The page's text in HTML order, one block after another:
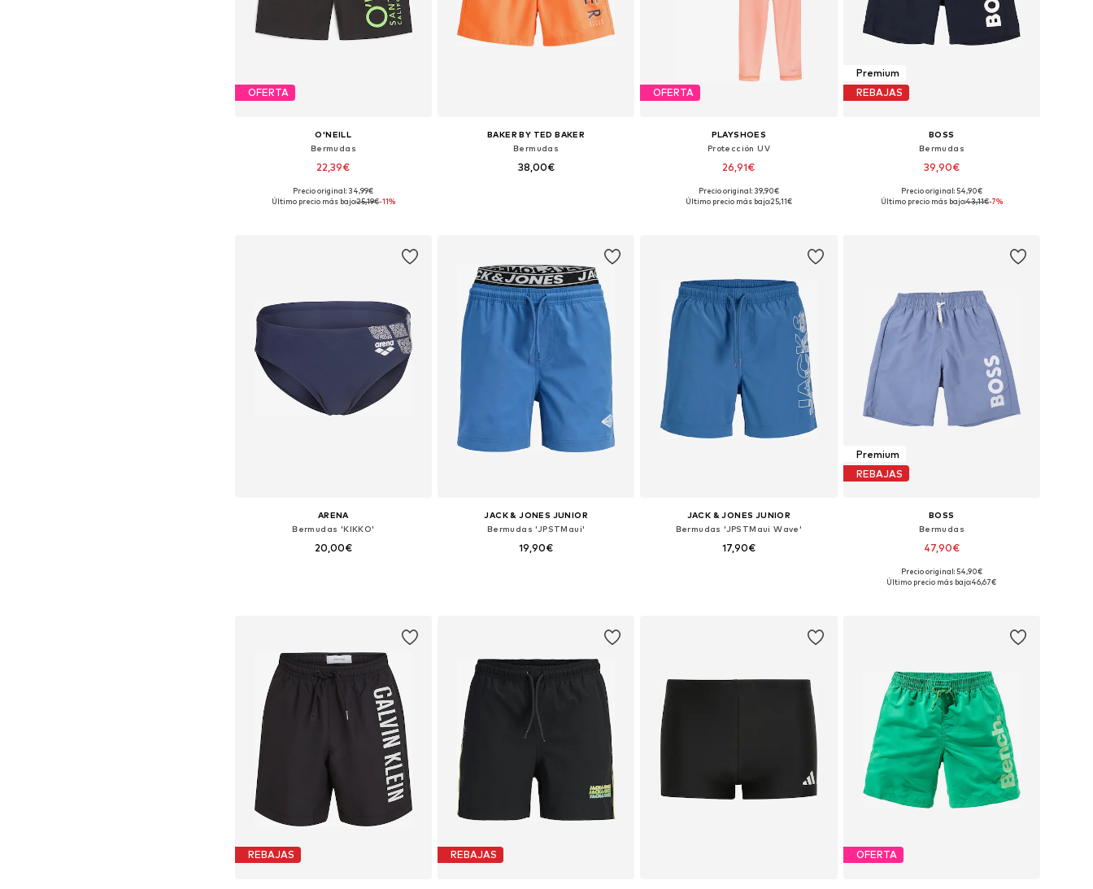
OFERTA
O'NEILL
Bermudas
22,39€
Tallas disponibles: 128, 140
Precio original: 34,99€
Último precio más bajo:25,19€-11%
BAKER BY TED BAKER
Bermudas
38,00€
OFERTA
PLAYSHOES
Protección UV
26,91€
Tallas disponibles: 74-80, 86-92, 98-104
Precio original: 39,90€
Último precio más bajo:25,11€
Premium
REBAJAS
BOSS
Bermudas
39,90€
Tallas disponibles: 128
Precio original: 54,90€
Último precio más bajo:43,11€-7%
ARENA
Bermudas 'KIKKO'
20,00€
JACK & JONES JUNIOR
Bermudas 'JPSTMaui'
19,90€
JACK & JONES JUNIOR
Bermudas 'JPSTMaui Wave'
17,90€
Premium
REBAJAS
BOSS
Bermudas
47,90€
Tallas disponibles: 128
Precio original: 54,90€
Último precio más bajo:46,67€
REBAJAS REBAJAS OFERTA